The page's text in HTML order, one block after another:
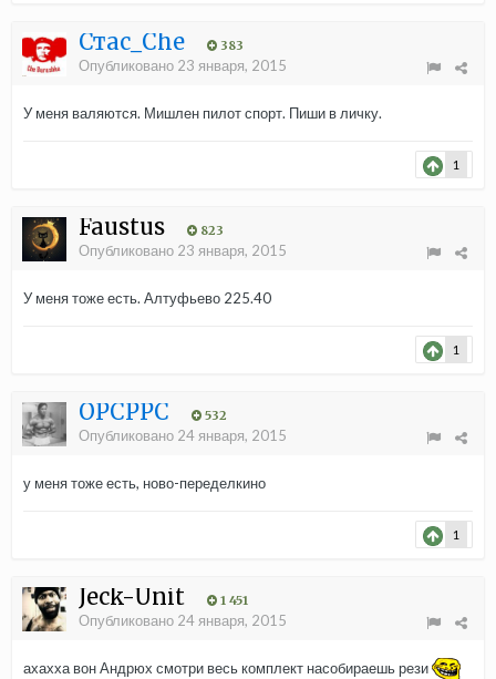
Стас_Che 383
Опубликовано 23 января, 2015
У меня валяются. Мишлен пилот спорт. Пиши в личку.
1
Faustus 823
Опубликовано 23 января, 2015
У меня тоже есть. Алтуфьево 225.40
1
OPCPPC 532
Опубликовано 24 января, 2015
у меня тоже есть, ново-переделкино
1
Jeck-Unit 1 451
Опубликовано 24 января, 2015
ахахха вон Андрюх смотри весь комплект насобираешь рези